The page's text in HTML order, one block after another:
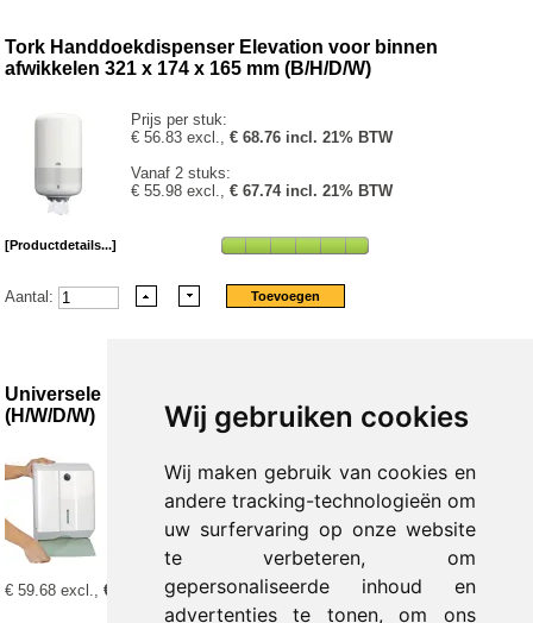
Wij gebruiken cookies
Wij maken gebruik van cookies en
andere tracking-technologieën om
uw surfervaring op onze website
te verbeteren, om
gepersonaliseerde inhoud en
advertenties te tonen, om ons
Tork Handdoekdispenser Elevation voor binnen
afwikkelen 321 x 174 x 165 mm (B/H/D/W)
Prijs per stuk:
€ 56.83 excl.,€ 68.76 incl. 21% BTW
Vanaf 2 stuks:
€ 55.98 excl.,€ 67.74 incl. 21% BTW
[Productdetails...]
Aantal:
Universele handdoekdispenser 330 x 265 x 120 mm
(H/W/D/W)
1 - 2 stuks:
€ 61.38 excl.,€ 74.27 incl. 21% BTW
€ 60.28 excl.,€ 72.94 incl. 21% BTW
€ 59.68 excl.,€ 72.21 incl. 21% BTW